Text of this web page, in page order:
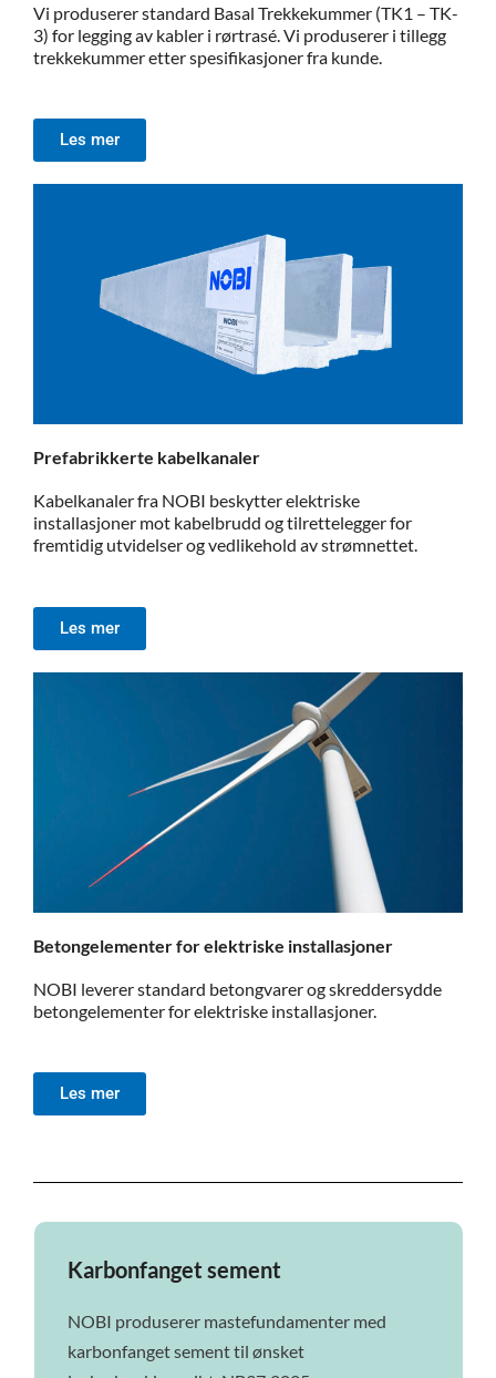
Vi produserer standard Basal Trekkekummer (TK1 – TK-
3) for legging av kabler i rørtrasé. Vi produserer i tillegg
trekkekummer etter spesifikasjoner fra kunde.
Les mer
Prefabrikkerte kabelkanaler
Kabelkanaler fra NOBI beskytter elektriske
installasjoner mot kabelbrudd og tilrettelegger for
fremtidig utvidelser og vedlikehold av strømnettet.
Les mer
Betongelementer for elektriske installasjoner
NOBI leverer standard betongvarer og skreddersydde
betongelementer for elektriske installasjoner.
Les mer
Karbonfanget sement
NOBI produserer mastefundamenter med
karbonfanget sement til ønsket